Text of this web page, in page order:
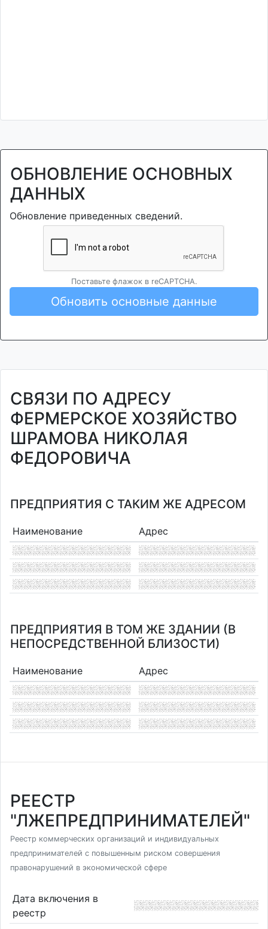
ОБНОВЛЕНИЕ ОСНОВНЫХ
ДАННЫХ
Обновление приведенных сведений.
Поставьте флажок в reCAPTCHA.
Обновить основные данные
СВЯЗИ ПО АДРЕСУ
ФЕРМЕРСКОЕ ХОЗЯЙСТВО
ШРАМОВА НИКОЛАЯ
ФЕДОРОВИЧА
ПРЕДПРИЯТИЯ С ТАКИМ ЖЕ АДРЕСОМ
Наименование Адрес
ПРЕДПРИЯТИЯ В ТОМ ЖЕ ЗДАНИИ (В
НЕПОСРЕДСТВЕННОЙ БЛИЗОСТИ)
Наименование Адрес
РЕЕСТР
"ЛЖЕПРЕДПРИНИМАТЕЛЕЙ"
Реестр коммерческих организаций и индивидуальных
предпринимателей с повышенным риском совершения
правонарушений в экономической сфере
Дата включения в
реестр